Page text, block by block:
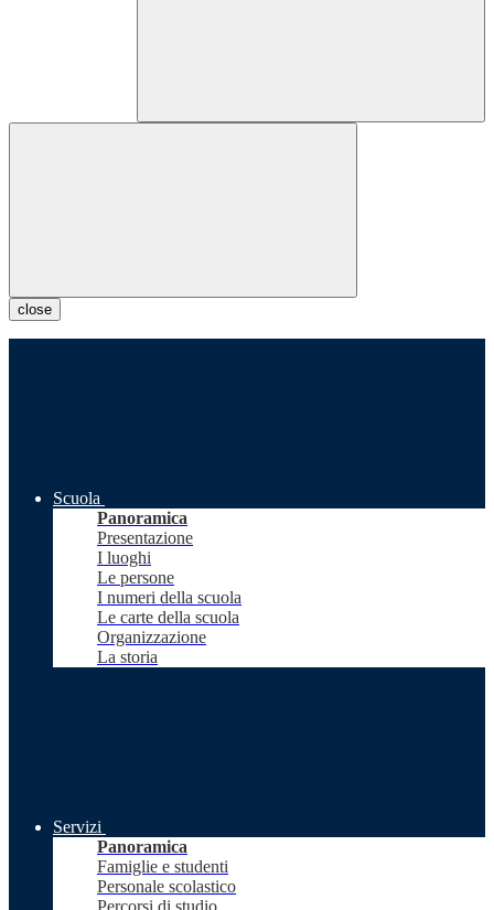
close
Scuola
Panoramica
Presentazione
I luoghi
Le persone
I numeri della scuola
Le carte della scuola
Organizzazione
La storia
Servizi
Panoramica
Famiglie e studenti
Personale scolastico